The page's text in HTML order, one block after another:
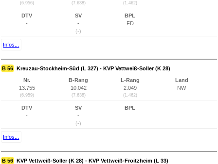
(6.956) (7.638) (1.462)
DTV
-
SV
-
(-)
BPL
FD
Infos...
B 56 Kreuzau-Stockheim-Süd (L 327) - KVP Vettweiß-Soller (K 28)
Nr.
13.755
(6.959)
B-Rang
10.042
(7.638)
L-Rang
2.049
(1.462)
Land
NW
DTV
-
SV
-
(-)
BPL
Infos...
B 56 KVP Vettweiß-Soller (K 28) - KVP Vettweiß-Froitzheim (L 33)